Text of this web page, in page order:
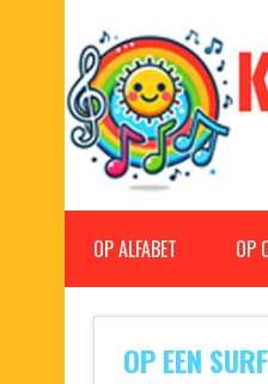
OP ALFABET OP
OP EEN